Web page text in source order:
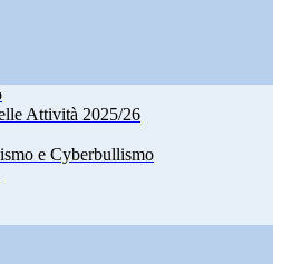
Attività 2025/26
e Cyberbullismo